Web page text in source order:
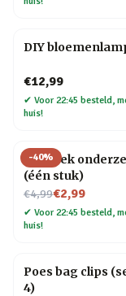
DIY
€12,99
✔ Voor 22:45 besteld,
huis!
-40%
Mozaïek
(één stuk)
€4,99
Nu voor€2,99
✔ Voor 22:45 besteld,
huis!
Poes bag clips
4)